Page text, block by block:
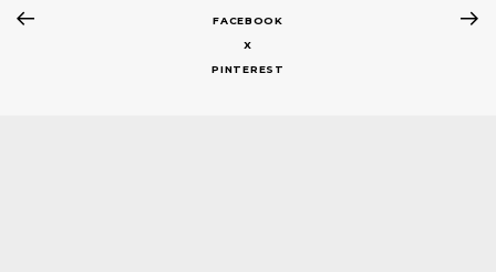
FACEBOOK
X
PINTEREST